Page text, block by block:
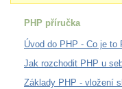
PHP příručka
Úvod do PHP - Co je to
Jak rozchodit PHP u
Základy PHP - vložení